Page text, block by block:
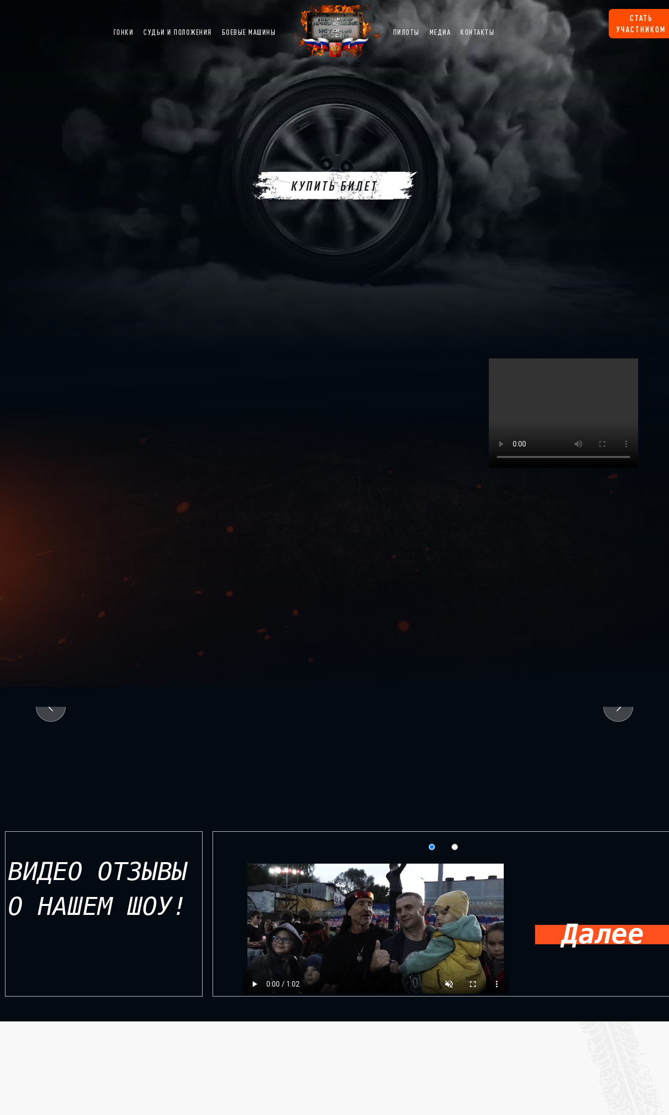
ГОНКИ СУДЬИ И ПОЛОЖЕНИЯ БОЕВЫЕ МАШИНЫ ПИЛОТЫ МЕДИА КОНТАКТЫ
КУПИТЬ БИЛЕТ
ВИДЕО ОТЗЫВЫ
О НАШЕМ ШОУ!
Далее
СТАТЬ
УЧАСТНИКОМ